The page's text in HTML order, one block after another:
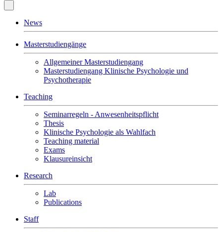
News
Masterstudiengänge
Allgemeiner Masterstudiengang
Masterstudiengang Klinische Psychologie und
Psychotherapie
Teaching
Seminarregeln - Anwesenheitspflicht
Thesis
Klinische Psychologie als Wahlfach
Teaching material
Exams
Klausureinsicht
Research
Lab
Publications
Staff